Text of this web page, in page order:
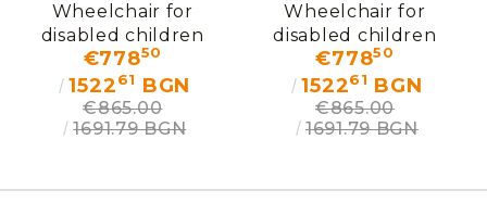
Wheelchair for
disabled children
Mamalu
€77850
152261 BGN
€865.00
1691.79 BGN
Wheelchair for
disabled children
Mamalu
€77850
152261 BGN
€865.00
1691.79 BGN